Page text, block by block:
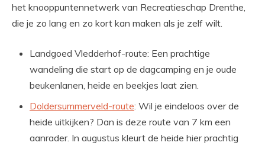
het knooppuntennetwerk van Recreatieschap Drenthe,
die je zo lang en zo kort kan maken als je zelf wilt.
Landgoed Vledderhof-route: Een prachtige
wandeling die start op de dagcamping en je oude
beukenlanen, heide en beekjes laat zien.
Doldersummerveld-route: Wil je eindeloos over de
heide uitkijken? Dan is deze route van 7 km een
aanrader. In augustus kleurt de heide hier prachtig